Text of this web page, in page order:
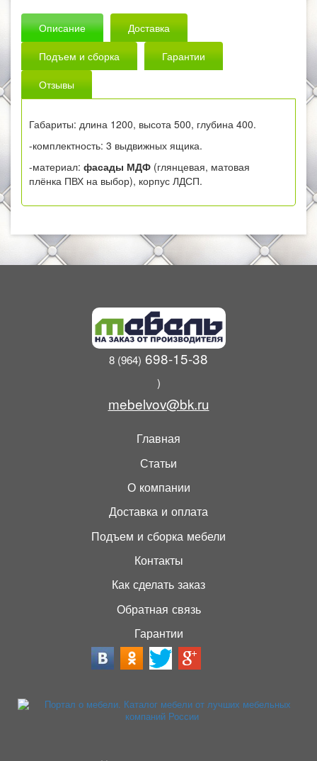
Описание
Доставка
Подъем и сборка
Гарантии
Отзывы
Габариты: длина 1200, высота 500, глубина 400.
-комплектность: 3 выдвижных ящика.
-материал: фасады МДФ (глянцевая, матовая
плёнка ПВХ на выбор), корпус ЛДСП.
8 (964) 698-15-38
)
mebelvov@bk.ru
Главная
Статьи
О компании
Доставка и оплата
Подъем и сборка мебели
Контакты
Как сделать заказ
Обратная связь
Гарантии